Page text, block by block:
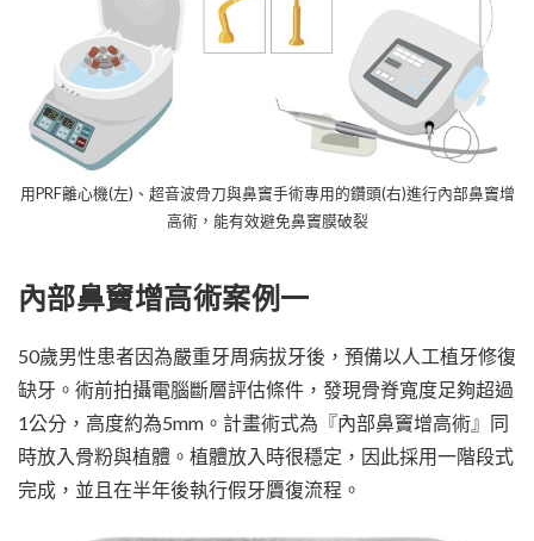
用PRF離心機(左)、超音波骨刀與鼻竇手術專用的鑽頭(右)進行內部鼻竇增
高術，能有效避免鼻竇膜破裂
內部鼻竇增高術案例一
50歲男性患者因為嚴重牙周病拔牙後，預備以人工植牙修復
缺牙。術前拍攝電腦斷層評估條件，發現骨脊寬度足夠超過
1公分，高度約為5mm。計畫術式為『內部鼻竇增高術』同
時放入骨粉與植體。植體放入時很穩定，因此採用一階段式
完成，並且在半年後執行假牙贗復流程。